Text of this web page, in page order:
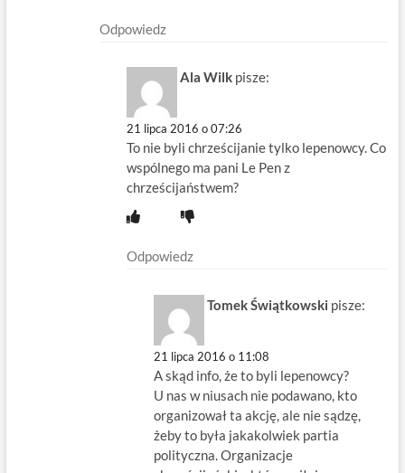
Odpowiedz
Ala Wilk pisze:
21 lipca 2016 o 07:26
To nie byli chrześcijanie tylko lepenowcy. Co
wspólnego ma pani Le Pen z
chrześcijaństwem?
Odpowiedz
Tomek Świątkowski pisze:
21 lipca 2016 o 11:08
A skąd info, że to byli lepenowcy?
U nas w niusach nie podawano, kto
organizował ta akcję, ale nie sądzę,
żeby to była jakakolwiek partia
polityczna. Organizacje